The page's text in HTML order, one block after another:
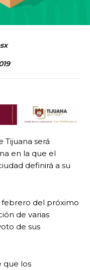
Tijuana será
en la que el
definirá a su
febrero del próximo
de varias
de sus
que los